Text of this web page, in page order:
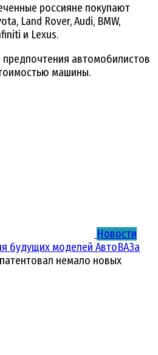
россияне покупают
Land Rover, Audi, BMW,
и Lexus.
предпочтения автомобилистов
машины.
Новости
будущих моделей АвтоВАЗа
немало новых